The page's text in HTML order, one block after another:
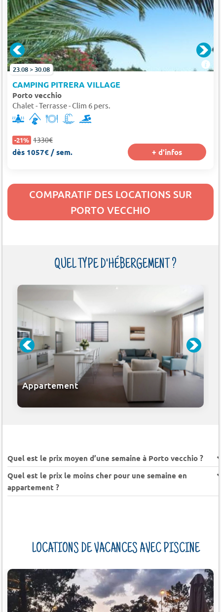
VECCHIO
23.08 > 30.08
CAMPING PITRERA VILLAGE
Porto vecchio
Chalet - Terrasse - Clim 6 pers.
-21% 1330€
dès 1057€ / sem. + d'infos
COMPARATIF DES LOCATIONS SUR
PORTO VECCHIO
QUEL TYPE D'HÉBERGEMENT ?
Appartement
Quel est le prix moyen d’une semaine à Porto vecchio ?
Quel est le prix le moins cher pour une semaine en
appartement ?
LOCATIONS DE VACANCES AVEC PISCINE